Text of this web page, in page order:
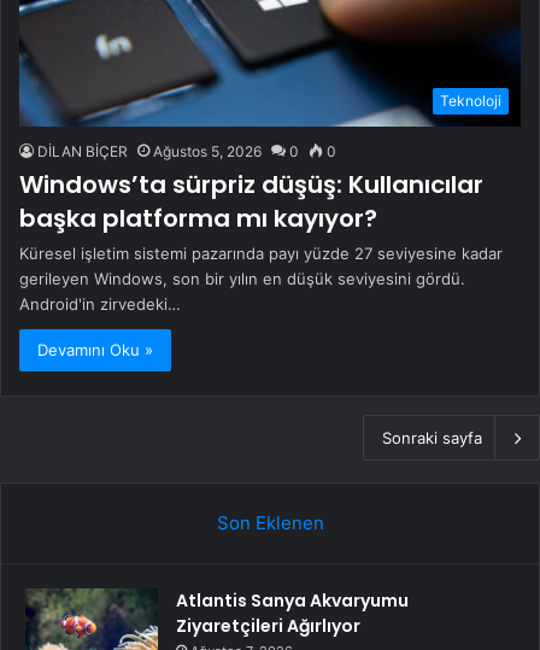
Teknoloji
DİLAN BİÇER Ağustos 5, 2026 0 0
Windows’ta sürpriz düşüş: Kullanıcılar
başka platforma mı kayıyor?
Küresel işletim sistemi pazarında payı yüzde 27 seviyesine kadar
gerileyen Windows, son bir yılın en düşük seviyesini gördü.
Android'in zirvedeki…
Devamını Oku »
Sonraki sayfa
Son Eklenen
Atlantis Sanya Akvaryumu
Ziyaretçileri Ağırlıyor